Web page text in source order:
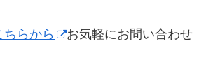
ちらから
お気軽にお問い合わせ